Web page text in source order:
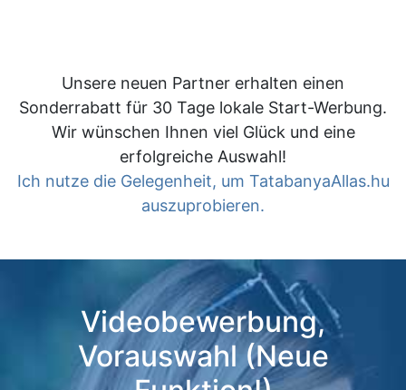
Unsere neuen Partner erhalten einen
Sonderrabatt für 30 Tage lokale Start-Werbung.
Wir wünschen Ihnen viel Glück und eine
erfolgreiche Auswahl!
Ich nutze die Gelegenheit, um TatabanyaAllas.hu
auszuprobieren.
Videobewerbung,
Vorauswahl (Neue